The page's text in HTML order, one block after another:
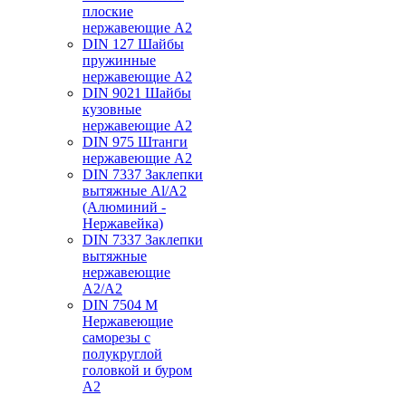
плоские
нержавеющие А2
DIN 127 Шайбы
пружинные
нержавеющие А2
DIN 9021 Шайбы
кузовные
нержавеющие А2
DIN 975 Штанги
нержавеющие А2
DIN 7337 Заклепки
вытяжные Al/A2
(Алюминий -
Нержавейка)
DIN 7337 Заклепки
вытяжные
нержавеющие
A2/A2
DIN 7504 M
Нержавеющие
саморезы с
полукруглой
головкой и буром
А2